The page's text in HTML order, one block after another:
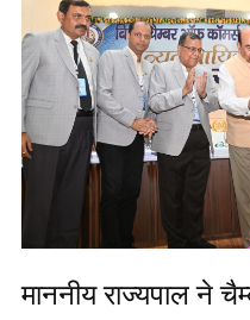
माननीय राज्यपाल ने